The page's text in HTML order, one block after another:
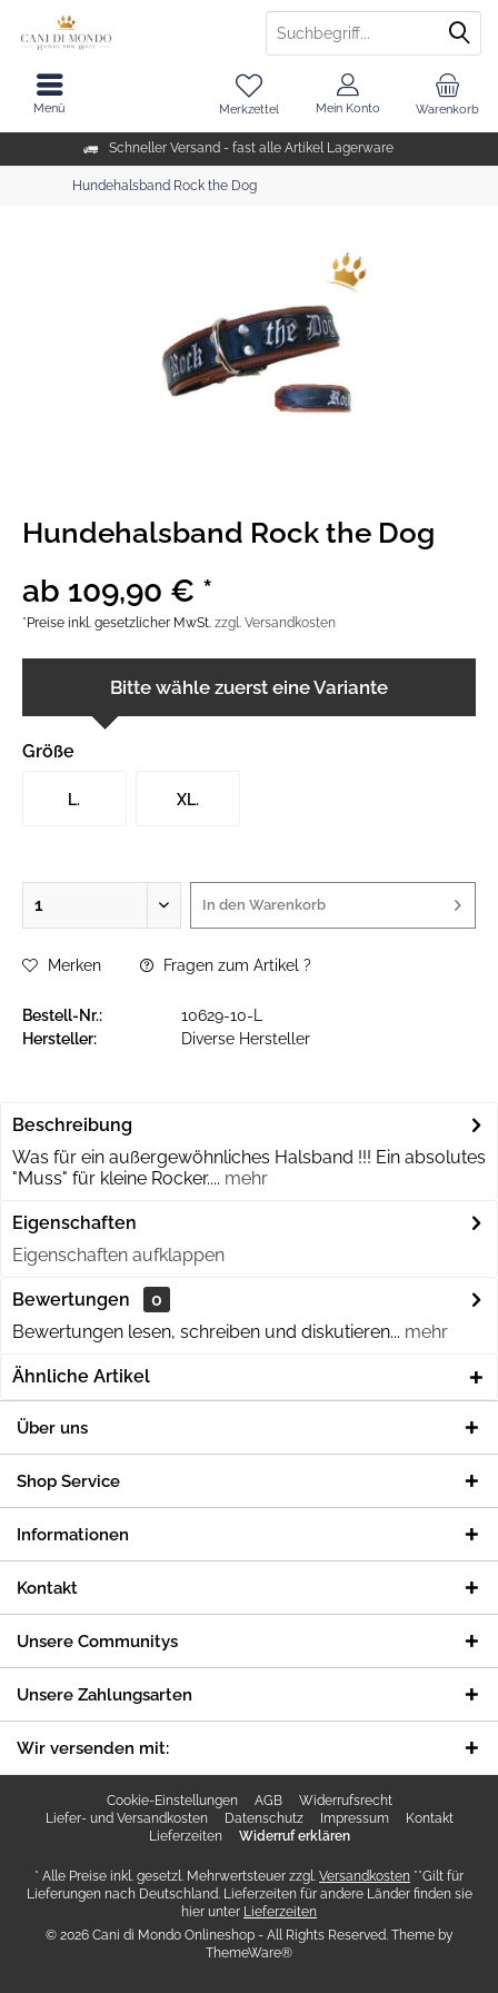
Schneller Versand - fast alle Artikel Lagerware
Warenkorb
Merkzettel Mein Konto
Menü
Hundehalsband Rock the Dog
Hundehalsband Rock the Dog
ab 109,90 € *
*Preise inkl. gesetzlicher MwSt. zzgl. Versandkosten
Bitte wähle zuerst eine Variante
Größe
L. XL.
In den Warenkorb
Merken Fragen zum Artikel ?
Bestell-Nr.:
10629-10-L
Hersteller:
Diverse Hersteller
Beschreibung
Was für ein außergewöhnliches Halsband !!! Ein absolutes
"Muss" für kleine Rocker.... mehr
Eigenschaften
Eigenschaften aufklappen
Bewertungen
0
Bewertungen lesen, schreiben und diskutieren... mehr
Ähnliche Artikel
Über uns
Shop Service
Informationen
Kontakt
Unsere Communitys
Unsere Zahlungsarten
Wir versenden mit:
Cookie-Einstellungen AGB
Widerrufsrecht
Liefer- und Versandkosten
Datenschutz Impressum
Kontakt
Lieferzeiten
Widerruf erklären
* Alle Preise inkl. gesetzl. Mehrwertsteuer zzgl. Versandkosten **Gilt für
Lieferungen nach Deutschland. Lieferzeiten für andere Länder finden sie
hier unter Lieferzeiten
© 2026 Cani di Mondo Onlineshop - All Rights Reserved. Theme by
ThemeWare®